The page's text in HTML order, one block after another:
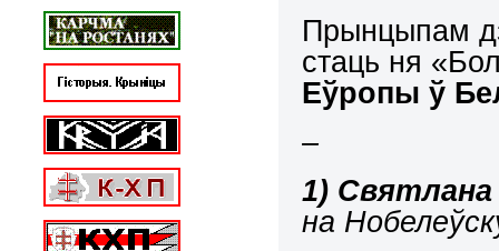
Прынцыпам
стаць ня
Еўропы ў
–
1) Святлана
на